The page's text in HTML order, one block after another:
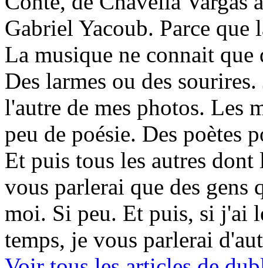
Gabriel Yacoub. Parce que
La musique ne connait que
Des larmes ou des
l'autre de mes photos. Les
peu de poésie. Des poètes
Et puis tous les autres dont
vous parlerai que des gens
moi. Si peu. Et puis, si j'ai
temps, je vous parlerai